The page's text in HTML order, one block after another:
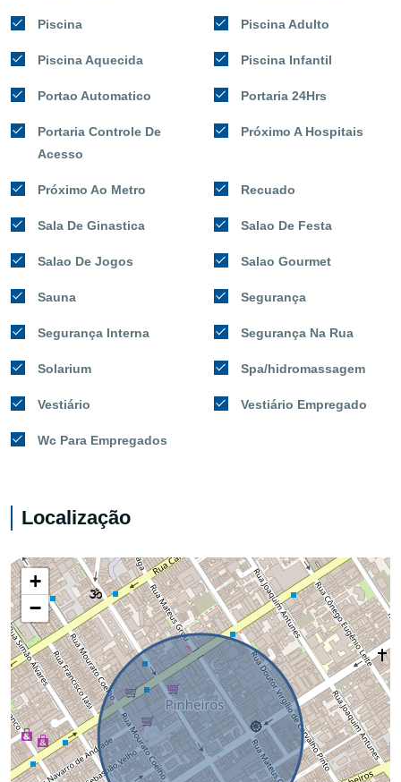
Piscina Piscina Adulto
Piscina Aquecida Piscina Infantil
Portao Automatico Portaria 24Hrs
Portaria Controle De
Acesso
Próximo A Hospitais
Próximo Ao Metro Recuado
Sala De Ginastica Salao De Festa
Salao De Jogos Salao Gourmet
Sauna Segurança
Segurança Interna Segurança Na Rua
Solarium Spa/hidromassagem
Vestiário Vestiário Empregado
Wc Para Empregados
Localização
+
−